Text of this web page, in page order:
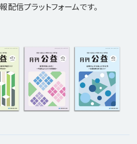
信プラットフォームです。